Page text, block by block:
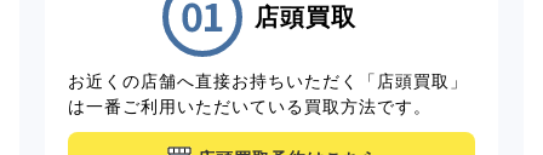
店頭買取
お近くの店舗へ直接お持ちいただく「店頭買取」
は一番ご利用いただいている買取方法です。